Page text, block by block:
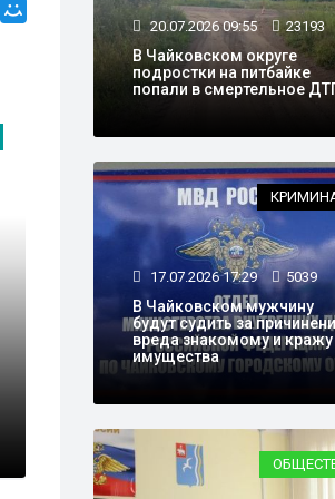
ПРОМЫШЛЕННОСТЬ
ввела в
20.07.2026 09:55 23193
В Чайковском округе
подростки на питбайке
попали в смертельное
17.07.2026 17:29 5039
В Чайковском мужчину
будут судить за
вреда знакомому и кражу
имущества